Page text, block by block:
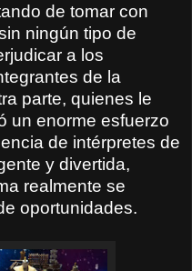
de tomar con
ningún tipo de
a los
de la
parte, quienes le
un enorme esfuerzo
de intérpretes de
y divertida,
realmente se
oportunidades.